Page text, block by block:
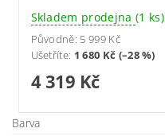
Skladem prodejna (1 ks)
Původně: 5 999 Kč
Ušetříte: 1 680 Kč (–28 %)
4 319 Kč
Barva